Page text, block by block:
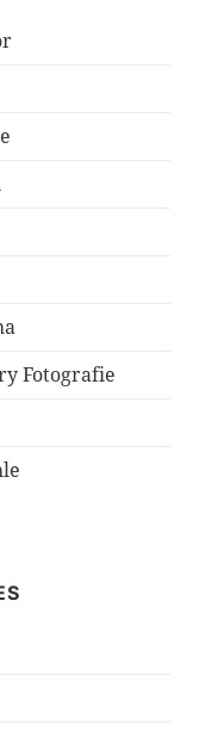
Fotografie